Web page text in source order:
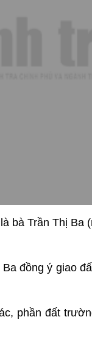
bà Trần Thị Ba
đồng ý giao
phần đất